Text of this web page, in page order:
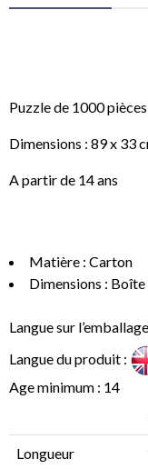
Puzzle de 1000 pièces
Dimensions : 89 x 33
A partir de 14 ans
Matière : Carton
Dimensions :
Langue sur
Langue du produit :
Age minimum : 14
Longueur